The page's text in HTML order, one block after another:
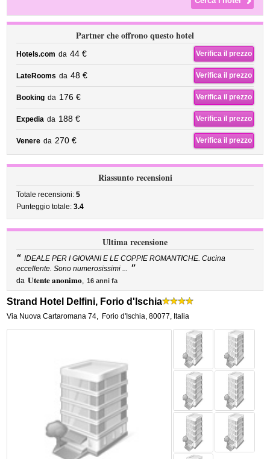
Partner che offrono questo hotel
Hotels.com da 44 € Verifica il prezzo
LateRooms da 48 € Verifica il prezzo
Booking da 176 € Verifica il prezzo
Expedia da 188 € Verifica il prezzo
Venere da 270 € Verifica il prezzo
Riassunto recensioni
Totale recensioni:5
Punteggio totale:3.4
Ultima recensione
“ IDEALE PER I GIOVANI E LE COPPIE ROMANTICHE. Cucina
eccellente. Sono numerosissimi ... ”
da Utente anonimo, 16 anni fa
Strand Hotel Delfini, Forio d'Ischia
Via Nuova Cartaromana 74, Forio d'Ischia,80077, Italia